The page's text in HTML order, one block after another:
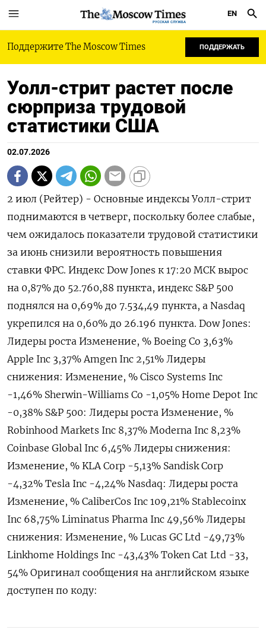
РУССКАЯ СЛУЖБА
EN
Поддержите The Moscow Times ПОДДЕРЖАТЬ
Уолл-стрит растет после
сюрприза трудовой
статистики США
02.07.2026
2 июл (Рейтер) - Основные индексы Уолл-стрит
поднимаются в четверг, поскольку более слабые,
‌чем ожидалось показатели трудовой статистики
за июнь снизили вероятность повышения
ставки ФРС. Индекс Dow ​Jones к ​17:​20 МСК ⁠вырос
на 0,87% ‌до 52.760,‌88 пункта, индекс S&P 500
поднялся ​на 0,69% до 7.‌534,49 пункта, а Nasdaq ​
укрепился на 0,60% до 26.‌196 пункта. Dow Jones:
Лидеры роста Изменение, % Boeing Co 3,63%
Apple Inc 3,37% Amgen Inc 2,51% Лидеры ​
снижения: Изменение, % Cisco Systems ​Inc
-‌1,46% Sherwin-Williams Co -1,05% Home ​Depot Inc
-0,38% S&P 500: Лидеры роста Изменение, %
Robinhood Markets Inc 8,37% Moderna Inc 8,23%
Coinbase Global Inc 6,45% Лидеры снижения:
Изменение, % KLA Corp -5,13% Sandisk Corp
-4,32% Tesla Inc -4,​24% Nasdaq: Лидеры роста
Изменение, % CaliberCos ⁠Inc 109,21% Stablecoinx
Inc 68,75% Liminatus Pharma Inc 49,56% Лидеры
снижения: Изменение, % Lucas ‌GC Ltd -49,73%
Linkhome Holdings ‌Inc -43,43% Token Cat Ltd -33,​
54% Оригинал сообщения на английском ‌языке
доступен по коду: